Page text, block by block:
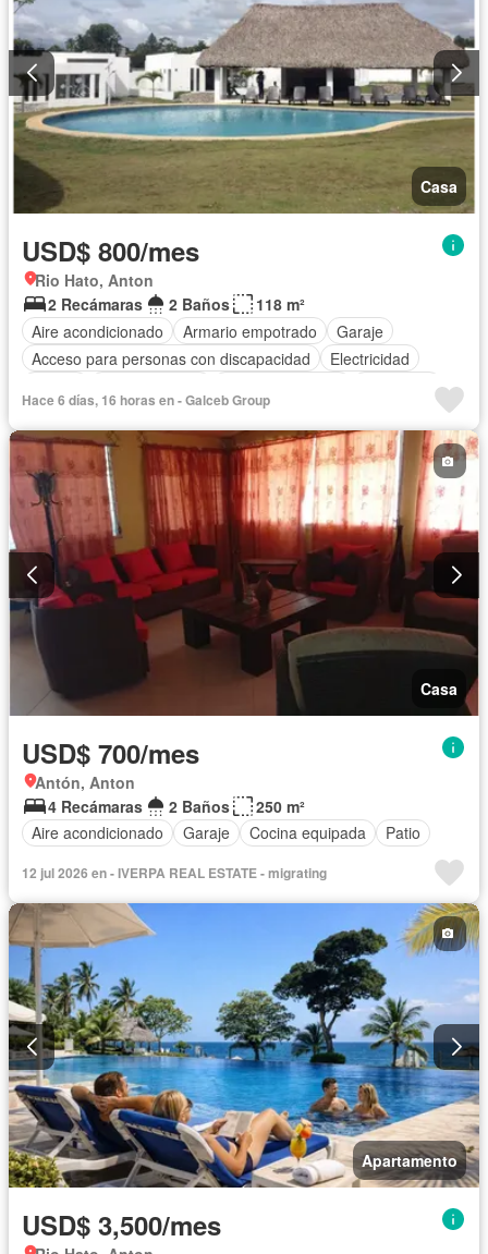
Casa
USD$ 800/mes
Rio Hato, Anton
2 Recámaras
2 Baños
118 m²
Aire acondicionado
Armario empotrado
Garaje
Acceso para personas con discapacidad
Electricidad
Piscina
Agua
Hace 6 días, 16 horas en - Galceb Group
Casa
USD$ 700/mes
Antón, Anton
4 Recámaras
2 Baños
250 m²
Aire acondicionado
Garaje Cocina equipada Patio
12 jul 2026 en - IVERPA REAL ESTATE - migrating
Apartamento
USD$ 3,500/mes